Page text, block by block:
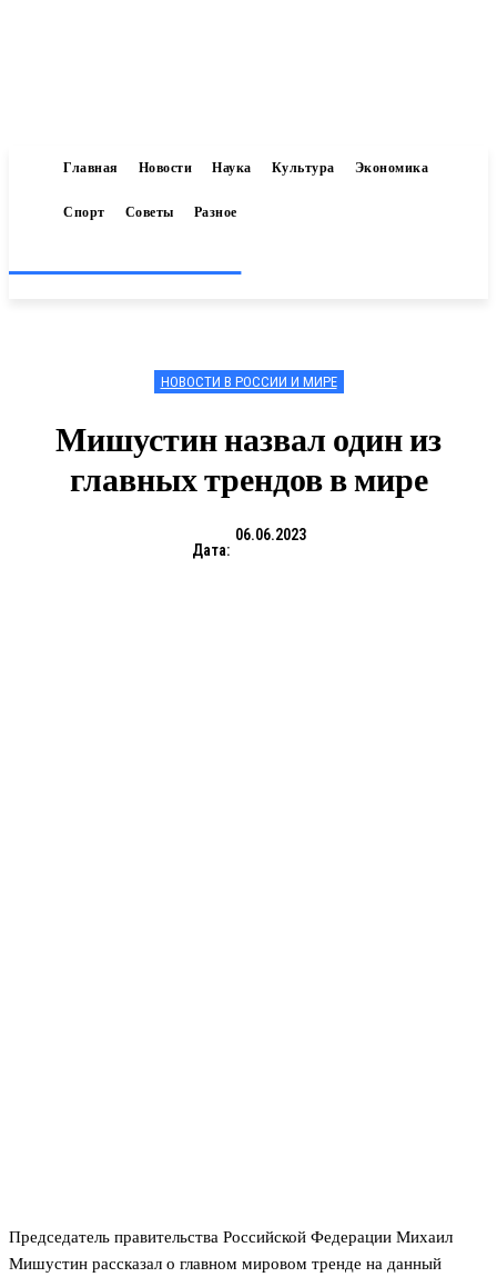
Главная Новости Наука Культура Экономика
Спорт Советы Разное
НОВОСТИ В РОССИИ И МИРЕ
Мишустин назвал один из
главных трендов в мире
Дата:
06.06.2023
Председатель правительства Российской Федерации Михаил
Мишустин рассказал о главном мировом тренде на данный